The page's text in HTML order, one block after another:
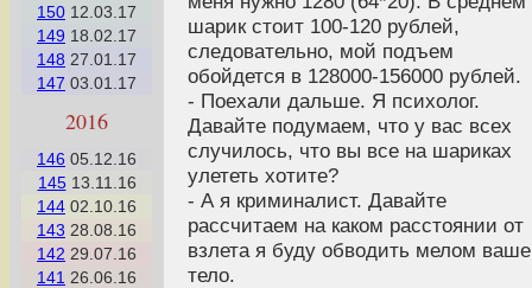
150 12.03.17
149 18.02.17
148 27.01.17
147 03.01.17
2016
146 05.12.16
14513.11.16
144 02.10.16
143 28.08.16
142 29.07.16
141 26.06.16
шарик стоит 100-120 рублей,
следовательно, мой подъем
обойдется в 128000-156000 рублей.
- Поехали дальше. Я психолог.
Давайте подумаем, что у вас всех
случилось, что вы все на шариках
улететь хотите?
- А я криминалист. Давайте
рассчитаем на каком расстоянии от
взлета я буду обводить мелом ваше
тело.